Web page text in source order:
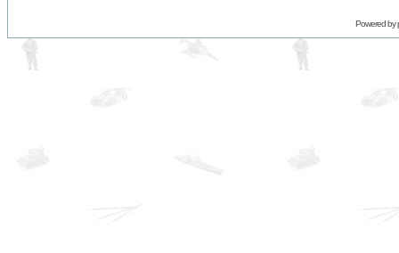
Powered by